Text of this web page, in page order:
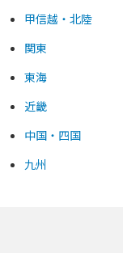
甲信越・北陸
関東
東海
近畿
中国・四国
九州